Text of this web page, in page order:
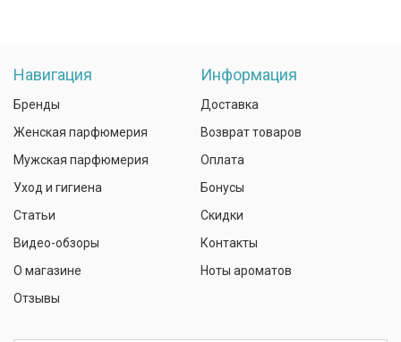
Навигация
Бренды
Женская парфюмерия
Мужская парфюмерия
Уход и гигиена
Статьи
Видео-обзоры
О магазине
Отзывы
Информация
Доставка
Возврат товаров
Оплата
Бонусы
Скидки
Контакты
Ноты ароматов